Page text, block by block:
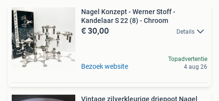
Nagel Konzept - Werner Stoff -
Kandelaar S 22 (8) - Chroom
€ 30,00 Details
Bezoek website
Topadvertentie
4 aug 26
Vintage zilverkleurige driepoot Nagel